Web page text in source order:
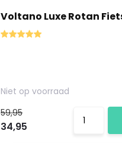
Voltano Luxe Rotan
Niet op voorraad
59,95
34,95